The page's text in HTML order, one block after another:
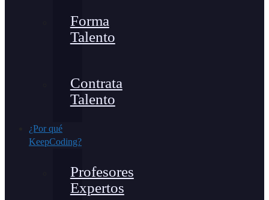
Forma
Talento
Contrata
Talento
¿Por qué
KeepCoding?
Profesores
Expertos